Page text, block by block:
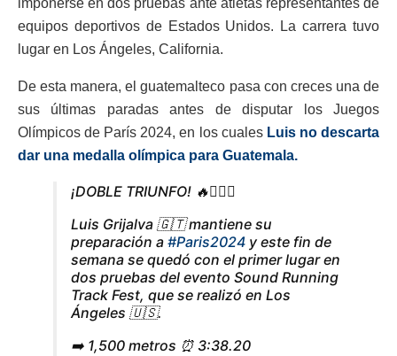
equipos deportivos de Estados Unidos. La carrera tuvo
lugar en Los Ángeles, California.
De esta manera, el guatemalteco pasa con creces una de
sus últimas paradas antes de disputar los Juegos
Olímpicos de París 2024, en los cuales Luis no descarta
dar una medalla olímpica para Guatemala.
¡DOBLE TRIUNFO! 🔥🏃🏻‍♂️
Luis Grijalva 🇬🇹 mantiene su
preparación a #Paris2024 y este fin de
semana se quedó con el primer lugar en
dos pruebas del evento Sound Running
Track Fest, que se realizó en Los
Ángeles 🇺🇸.
➡️ 1,500 metros ⏰ 3:38.20